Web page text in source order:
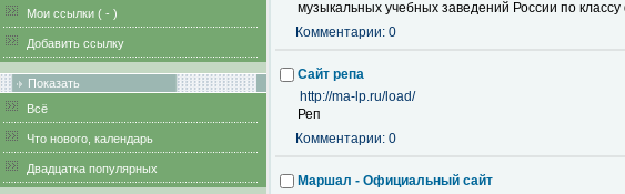
Мои ссылки ( - )
Добавить ссылку
Показать
Всё
Что нового, календарь
Двадцатка популярных
музыкальных учебных заведений России по
Комментарии: 0
Сайт репа
http://ma-lp.ru/load/
Реп
Комментарии: 0
Маршал - Официальный сайт